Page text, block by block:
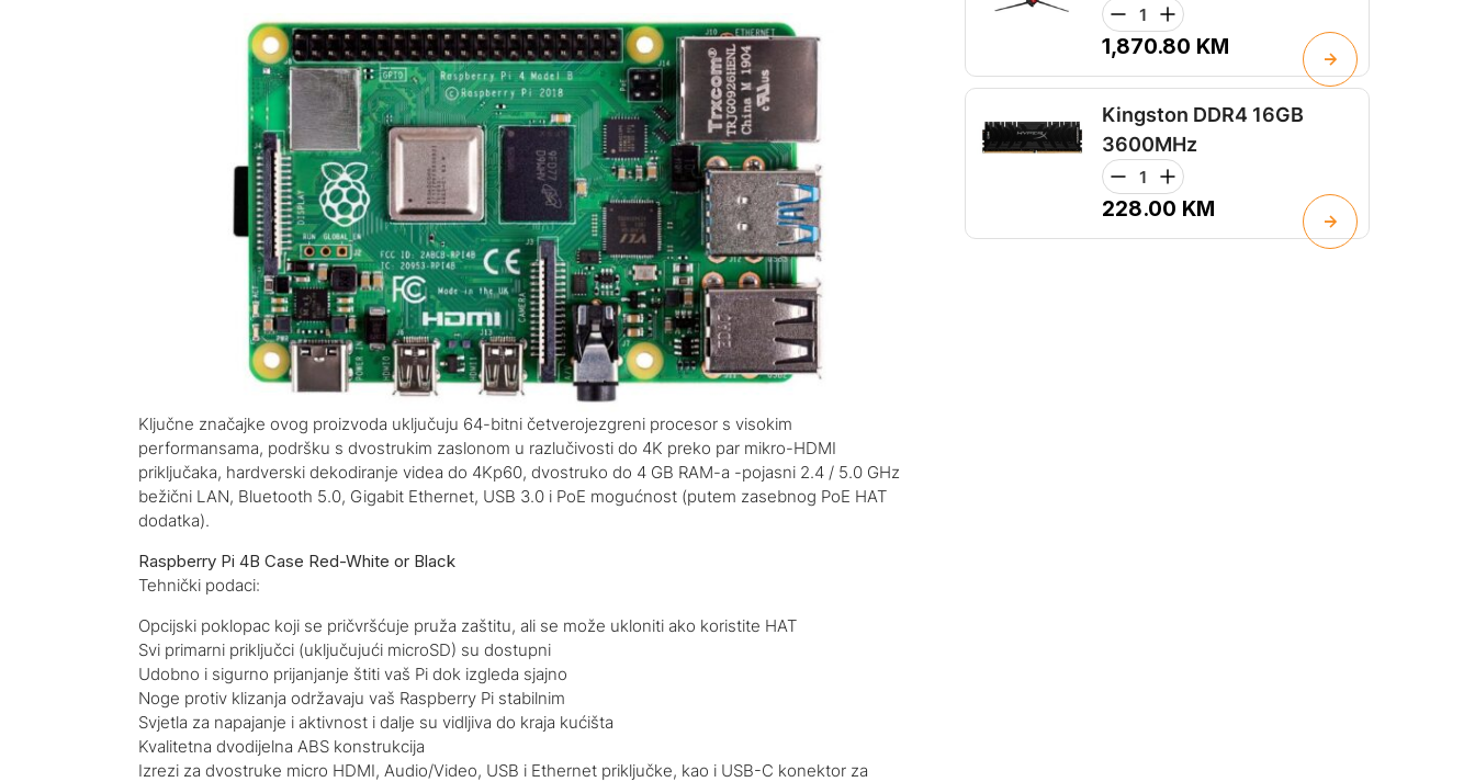
Ključne značajke ovog proizvoda uključuju 64-bitni četverojezgreni procesor s visokim
performansama, podršku s dvostrukim zaslonom u razlučivosti do 4K preko par mikro-HDMI
priključaka, hardverski dekodiranje videa do 4Kp60, dvostruko do 4 GB RAM-a -pojasni 2.4 / 5.0 GHz
bežični LAN, Bluetooth 5.0, Gigabit Ethernet, USB 3.0 i PoE mogućnost (putem zasebnog PoE HAT
dodatka).
Raspberry Pi 4B Case Red-White or Black
Tehnički podaci:
Opcijski poklopac koji se pričvršćuje pruža zaštitu, ali se može ukloniti ako koristite HAT
Svi primarni priključci (uključujući microSD) su dostupni
Udobno i sigurno prijanjanje štiti vaš Pi dok izgleda sjajno
Noge protiv klizanja održavaju vaš Raspberry Pi stabilnim
Svjetla za napajanje i aktivnost i dalje su vidljiva do kraja kućišta
Kvalitetna dvodijelna ABS konstrukcija
Izrezi za dvostruke micro HDMI, Audio/Video, USB i Ethernet priključke, kao i USB-C konektor za
1,870.80 KM
Kingston DDR4 16GB
3600MHz
228.00 KM